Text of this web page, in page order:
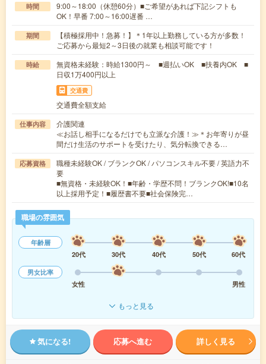
時間
9:00～18:00（休憩60分）■ご希望があれば下記シフトも
OK！早番 7:00～16:00遅番 …
期間
【積極採用中！急募！】＊1年以上勤務している方が多数！
ご応募から最短2～3日後の就業も相談可能です！
時給
無資格未経験：時給1300円～ ■週払いOK ■扶養内OK ■
日収1万400円以上
交通費
交通費全額支給
仕事内容
介護関連
≪お話し相手になるだけでも立派な介護！≫＊お年寄りが昼
間だけ生活のサポートを受けたり、気分転換できる…
応募資格
職種未経験OK / ブランクOK / パソコンスキル不要 / 英語力不
要
■無資格・未経験OK！■年齢・学歴不問！ブランクOK!■10名
以上採用予定！■履歴書不要■社会保険完…
職場の雰囲気
年齢層
20代
30代 40代 50代
60代
男女比率
女性
男性
もっと見る
気になる! 応募へ進む 詳しく見る